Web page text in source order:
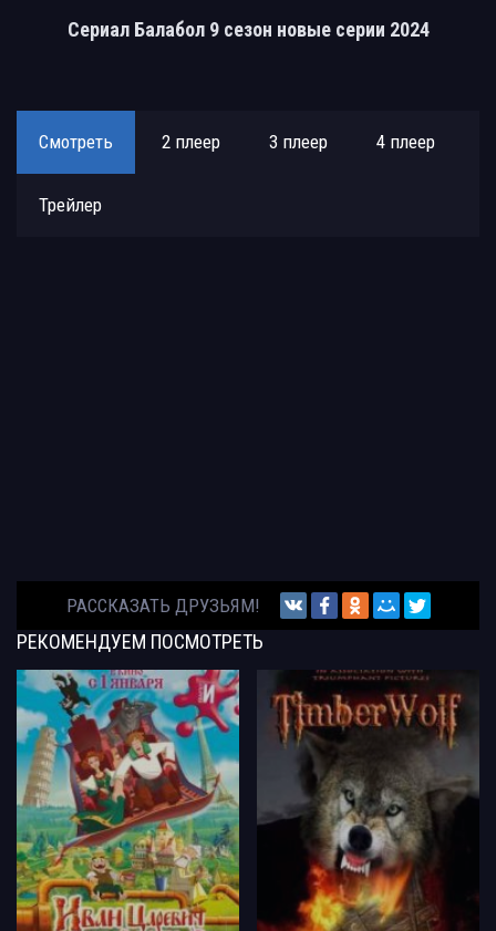
Сериал Балабол 9 сезон новые серии 2024
Смотреть 2 плеер 3 плеер 4 плеер
Трейлер
РАССКАЗАТЬ ДРУЗЬЯМ!
РЕКОМЕНДУЕМ ПОСМОТРЕТЬ